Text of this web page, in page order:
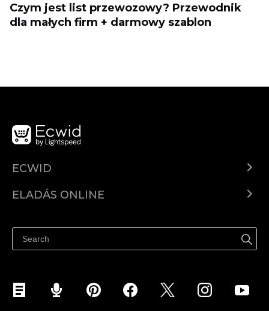
Czym jest list przewozowy? Przewodnik
dla małych firm + darmowy szablon
ECWID
Árkalkuláció
ELADÁS ONLINE
Eladás a Facebookon
Eladás Instagramon